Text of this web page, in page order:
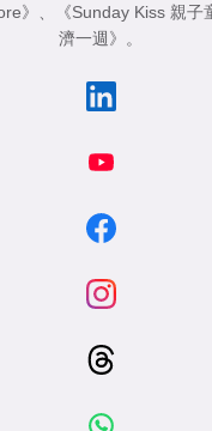
》 《Sunday Kiss 親子
濟一週》
。